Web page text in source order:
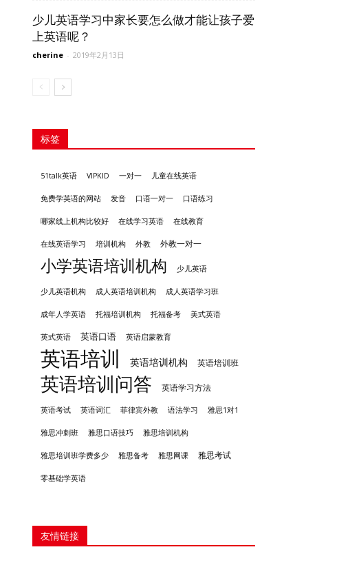
少儿英语学习中家长要怎么做才能让孩子爱
上英语呢？
cherine - 2019年2月13日
标签
51talk英语 VIPKID 一对一 儿童在线英语
免费学英语的网站 发音 口语一对一 口语练习
哪家线上机构比较好 在线学习英语 在线教育
在线英语学习 培训机构 外教 外教一对一
小学英语培训机构 少儿英语
少儿英语机构 成人英语培训机构 成人英语学习班
成年人学英语 托福培训机构 托福备考 美式英语
英式英语 英语口语 英语启蒙教育
英语培训 英语培训机构 英语培训班
英语培训问答 英语学习方法
英语考试 英语词汇 菲律宾外教 语法学习 雅思1对1
雅思冲刺班 雅思口语技巧 雅思培训机构
雅思培训班学费多少 雅思备考 雅思网课 雅思考试
零基础学英语
友情链接